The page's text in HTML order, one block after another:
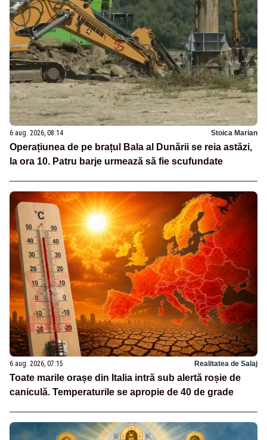
6 aug. 2026, 08:14 Stoica Marian
Operațiunea de pe brațul Bala al Dunării se reia astăzi,
la ora 10. Patru barje urmează să fie scufundate
6 aug. 2026, 07:15 Realitatea de Salaj
Toate marile orașe din Italia intră sub alertă roșie de
caniculă. Temperaturile se apropie de 40 de grade